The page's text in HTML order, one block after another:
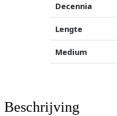
Decennia
Lengte
Medium
Beschrijving